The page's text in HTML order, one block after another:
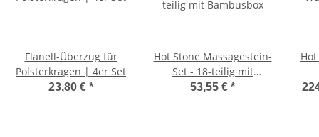
Flanell-Überzug für
Polsterkragen | 4er Set
23,80 € *
Hot Stone Massagestein-
Set - 18-teilig mit
Bambusbox
53,55 € *